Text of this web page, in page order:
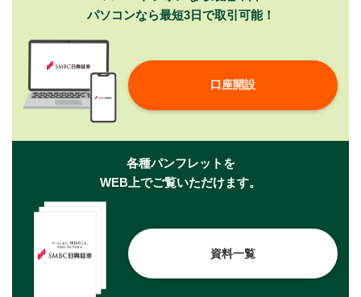
パソコンなら最短3日で取引可能！
口座開設
各種パンフレットを
WEB上でご覧いただけます。
資料一覧